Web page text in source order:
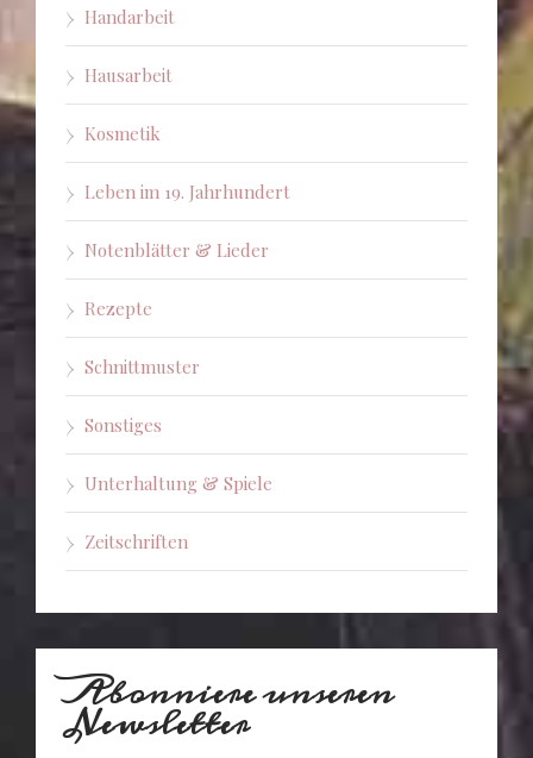
Handarbeit
Hausarbeit
Kosmetik
Leben im 19. Jahrhundert
Notenblätter & Lieder
Rezepte
Schnittmuster
Sonstiges
Unterhaltung & Spiele
Zeitschriften
Abonniere unseren
Newsletter